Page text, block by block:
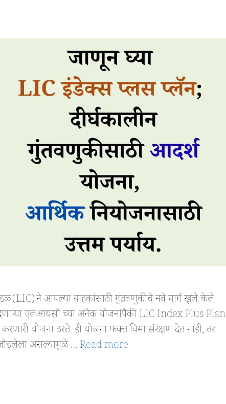
(LIC) ने आपल्या ग्राहकांसाठी गुंतवणुकीचे नवे मार्ग खुले केले
एलआयसी च्या अनेक योजनांपैकी LIC Index Plus Plan
योजना ठरते. ही योजना फक्त विमा संरक्षण देत नाही, तर
जोडलेला असल्यामुळे … Read more